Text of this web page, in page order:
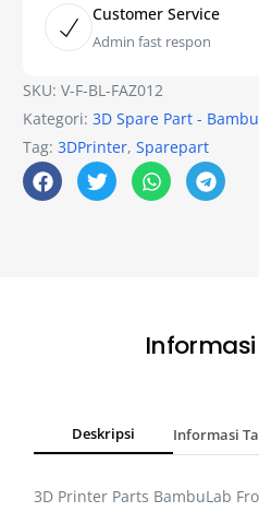
Customer Service
Admin fast respon
SKU:V-F-BL-FAZ012
Kategori:3D Spare Part -
Tag:3DPrinter,Sparepart
Deskripsi Informasi
3D Printer Parts BambuLab